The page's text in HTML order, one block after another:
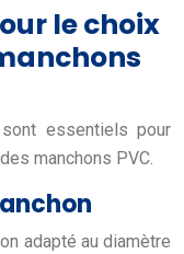
le choix
essentiels pour
manchons PVC.
adapté au diamètre